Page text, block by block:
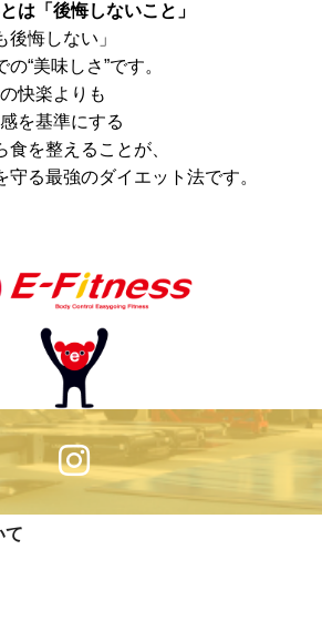
は「後悔しないこと」
後悔しない」
“美味しさ”です。
快楽よりも
を基準にする
食を整えることが、
守る最強のダイエット法です。
て